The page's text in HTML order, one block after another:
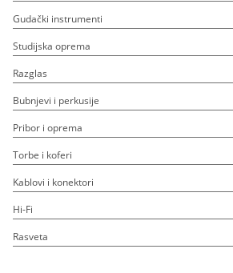
Gudački instrumenti
Studijska oprema
Razglas
Bubnjevi i perkusije
Pribor i oprema
Torbe i koferi
Kablovi i konektori
Hi-Fi
Rasveta